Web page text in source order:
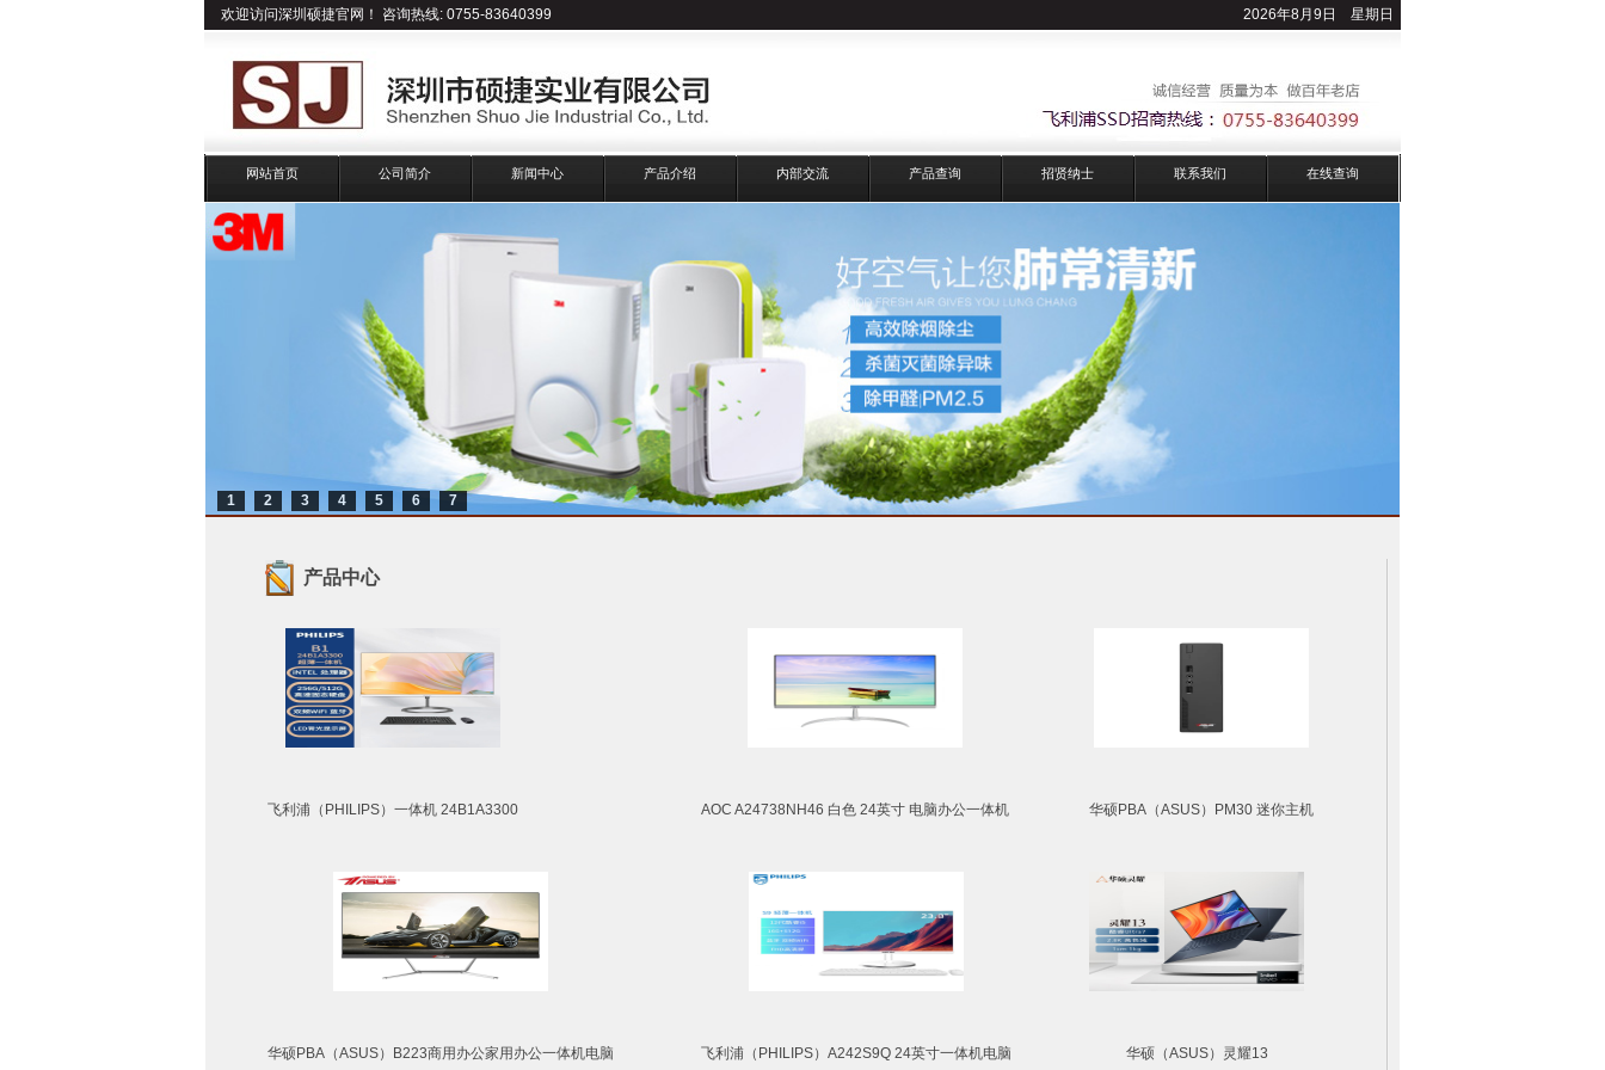
欢迎访问深圳硕捷官网！ 咨询热线: 0755-83640399 2026年8月9日 星期日
网站首页 公司简介 新闻中心 产品介绍 内部交流 产品查询 招贤纳士 联系我们 在线查询
1 2 3 4 5 6 7
产品中心
飞利浦（PHILIPS）一体机 24B1A3300 AOC A24738NH46 白色 24英寸 电脑办公一体机 华硕PBA（ASUS）PM30 迷你主机
华硕PBA（ASUS）B223商用办公家用办公一体机电脑 飞利浦（PHILIPS）A242S9Q 24英寸一体机电脑 华硕（ASUS）灵耀13